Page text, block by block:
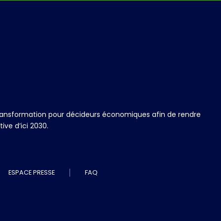
pour décideurs économiques afin de rendre
d’ici 2030.
ESPACE PRESSE FAQ